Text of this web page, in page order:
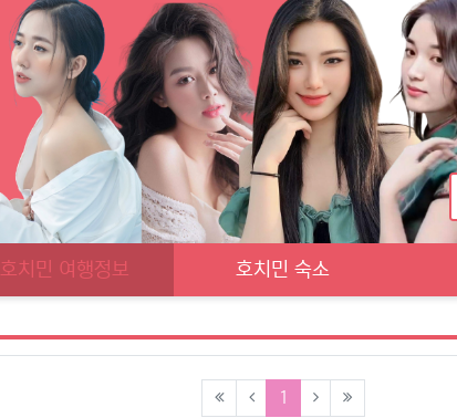
호치민 여행정보 호치민 숙소
1 (current)